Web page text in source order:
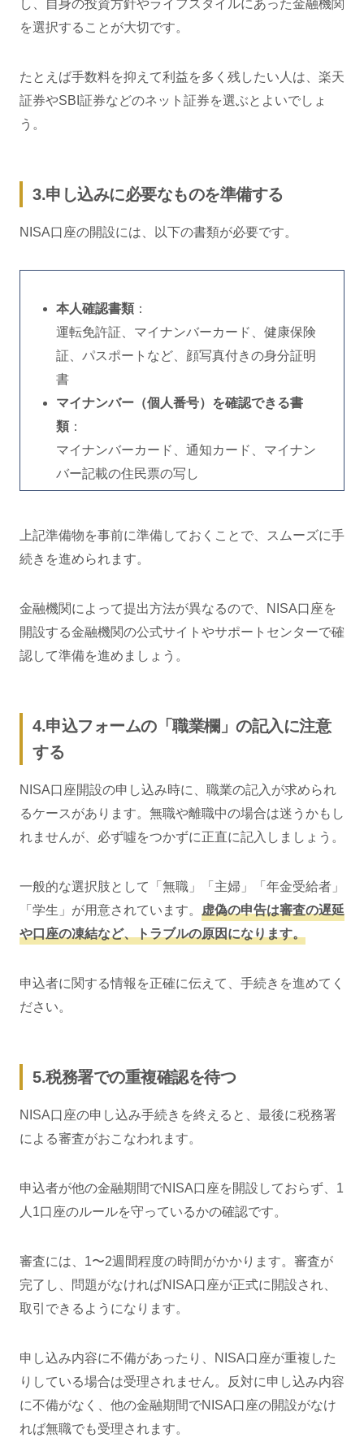
し、自身の投資方針やライフスタイルにあった金融機関
を選択することが大切です。
たとえば手数料を抑えて利益を多く残したい人は、楽天
証券やSBI証券などのネット証券を選ぶとよいでしょ
う。
3.申し込みに必要なものを準備する
NISA口座の開設には、以下の書類が必要です。
本人確認書類 ：
運転免許証、マイナンバーカード、健康保険
証、パスポートなど、顔写真付きの身分証明
書
マイナンバー（個人番号）を確認できる書
類 ：
マイナンバーカード、通知カード、マイナン
バー記載の住民票の写し
上記準備物を事前に準備しておくことで、スムーズに手
続きを進められます。
金融機関によって提出方法が異なるので、NISA口座を
開設する金融機関の公式サイトやサポートセンターで確
認して準備を進めましょう。
4.申込フォームの「職業欄」の記入に注意
する
NISA口座開設の申し込み時に、職業の記入が求められ
るケースがあります。無職や離職中の場合は迷うかもし
れませんが、必ず噓をつかずに正直に記入しましょう。
一般的な選択肢として「無職」「主婦」「年金受給者」
「学生」が用意されています。
虚偽の申告は審査の遅延
や口座の凍結など、トラブルの原因になります。
申込者に関する情報を正確に伝えて、手続きを進めてく
ださい。
5.税務署での重複確認を待つ
NISA口座の申し込み手続きを終えると、最後に税務署
による審査がおこなわれます。
申込者が他の金融期間でNISA口座を開設しておらず、1
人1口座のルールを守っているかの確認です。
審査には、1〜2週間程度の時間がかかります。審査が
完了し、問題がなければNISA口座が正式に開設され、
取引できるようになります。
申し込み内容に不備があったり、NISA口座が重複した
りしている場合は受理されません。反対に申し込み内容
に不備がなく、他の金融期間でNISA口座の開設がなけ
れば無職でも受理されます。